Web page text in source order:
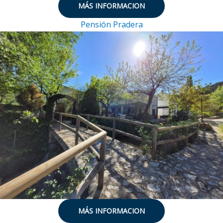
MÁS INFORMACION
Pensión Pradera
MÁS INFORMACION